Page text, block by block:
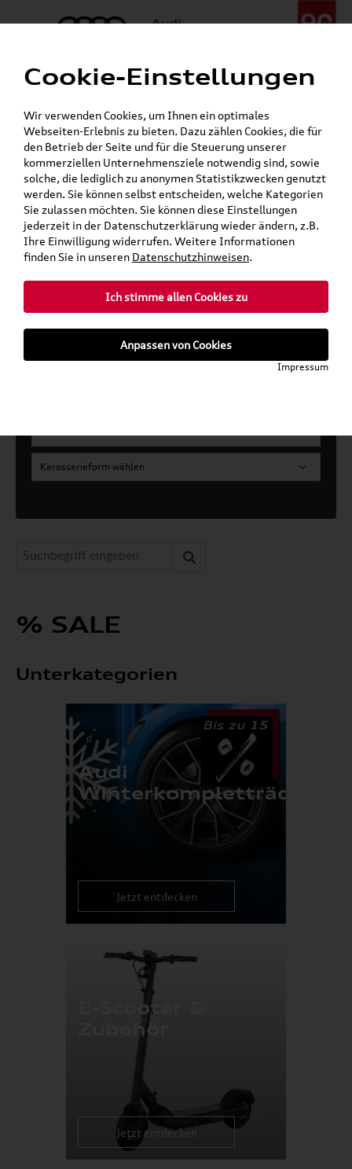
Menü
24h-Pannenhilfe:+49 (0)171 / 870 72 87
Öffnet in 7 Stunden, 23 Minuten
Verkauf:
Mo. - Fr. 08:00 - 19:00 Uhr Sa. 09:00 - 13:00 Uhr
Service:Mo. - Fr. 06:00 - 20:00 Uhr Sa. 08:00 - 13:00 Uhr
teilen Twitter Instagram WhatsApp E-Mail
% SALE
Mein Kundenkonto Warenkorb
Artikel für ihr Modell
Karosserieform wählen
% SALE
Unterkategorien
Audi
Winterkompletträder
Jetzt entdecken
E-Scooter &
Zubehör
Jetzt entdecken
Cookie-Einstellungen
Wir verwenden Cookies, um Ihnen ein optimales
Webseiten-Erlebnis zu bieten. Dazu zählen Cookies, die für
den Betrieb der Seite und für die Steuerung unserer
kommerziellen Unternehmensziele notwendig sind, sowie
solche, die lediglich zu anonymen Statistikzwecken genutzt
werden. Sie können selbst entscheiden, welche Kategorien
Sie zulassen möchten. Sie können diese Einstellungen
jederzeit in der Datenschutzerklärung wieder ändern, z.B.
Ihre Einwilligung widerrufen. Weitere Informationen
finden Sie in unseren Datenschutzhinweisen.
Ich stimme allen Cookies zu
Anpassen von Cookies
Impressum